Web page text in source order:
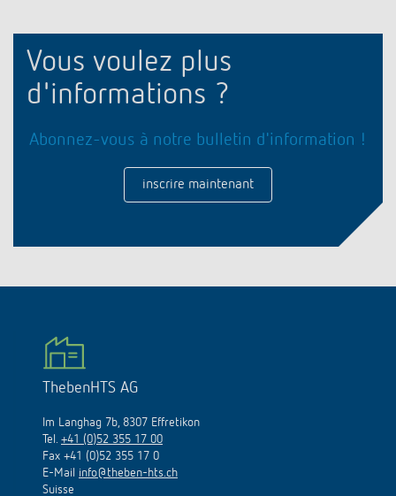
Vous voulez plus
d'informations ?
Abonnez-vous à notre bulletin d'information !
inscrire maintenant
ThebenHTS AG
Im Langhag 7b, 8307 Effretikon
Tel. +41 (0)52 355 17 00
Fax +41 (0)52 355 17 0
E-Mail info@theben-hts.ch
Suisse